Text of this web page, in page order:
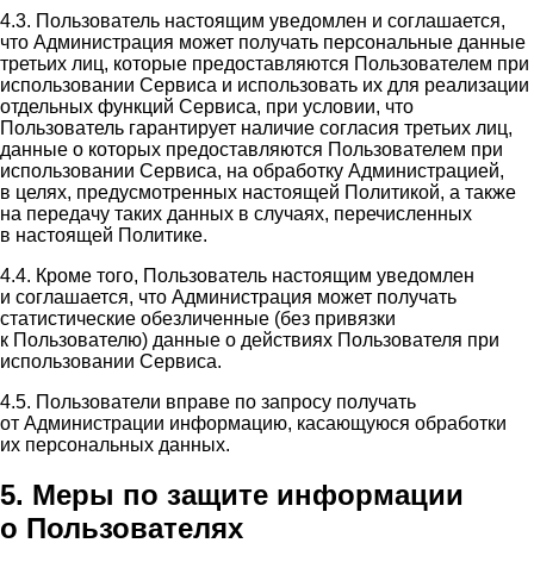
4.3. Пользователь настоящим уведомлен и соглашается,
что Администрация может получать персональные данные
третьих лиц, которые предоставляются Пользователем при
использовании Сервиса и использовать их для реализации
отдельных функций Сервиса, при условии, что
Пользователь гарантирует наличие согласия третьих лиц,
данные о которых предоставляются Пользователем при
использовании Сервиса, на обработку Администрацией,
в целях, предусмотренных настоящей Политикой, а также
на передачу таких данных в случаях, перечисленных
в настоящей Политике.
4.4. Кроме того, Пользователь настоящим уведомлен
и соглашается, что Администрация может получать
статистические обезличенные (без привязки
к Пользователю) данные о действиях Пользователя при
использовании Сервиса.
4.5. Пользователи вправе по запросу получать
от Администрации информацию, касающуюся обработки
их персональных данных.
5. Меры по защите информации
о Пользователях